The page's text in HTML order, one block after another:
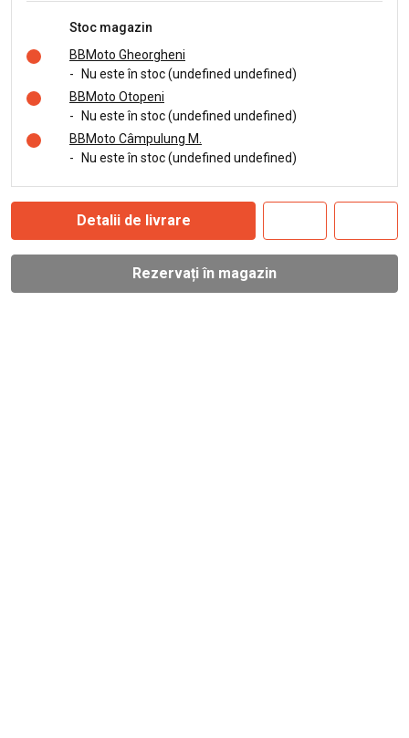
Stoc magazin
BBMoto Gheorgheni
-
Nu este în stoc (undefined undefined)
BBMoto Otopeni
-
Nu este în stoc (undefined undefined)
BBMoto Câmpulung M.
-
Nu este în stoc (undefined undefined)
Detalii de livrare
Rezervați în magazin